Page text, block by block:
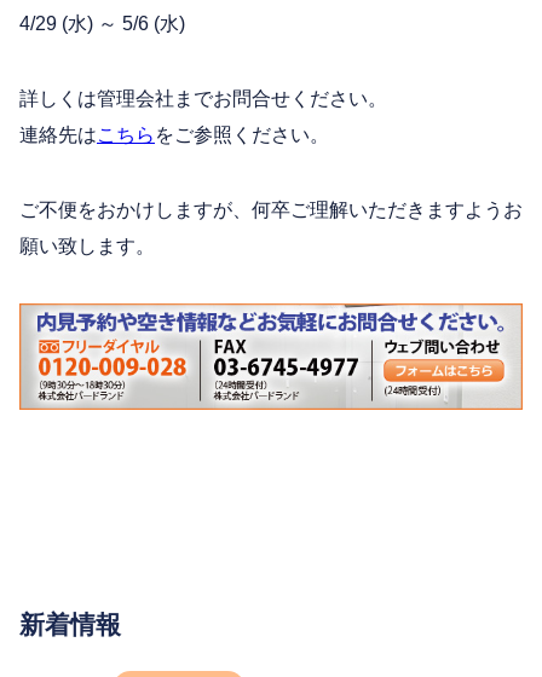
4/29 (水) ～ 5/6 (水)
詳しくは管理会社までお問合せください。
連絡先はこちら をご参照ください。
ご不便をおかけしますが、何卒ご理解いただきますようお
願い致します。
新着情報